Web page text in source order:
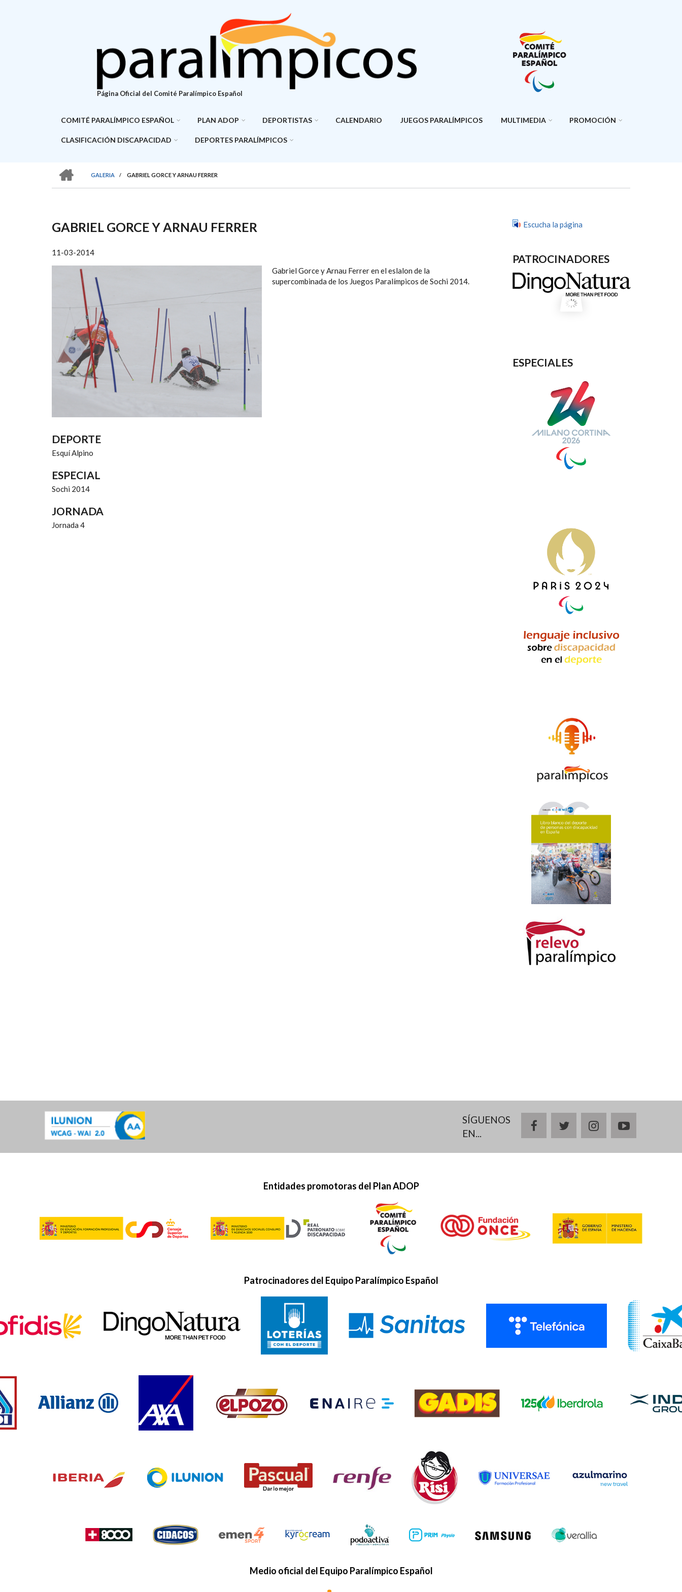
Página Oficial del Comité Paralímpico Español
COMITÉ PARALÍMPICO ESPAÑOL PLAN ADOP DEPORTISTAS CALENDARIO JUEGOS PARALÍMPICOS MULTIMEDIA PROMOCIÓN
CLASIFICACIÓN DISCAPACIDAD DEPORTES PARALÍMPICOS
SOBRESCRIBIR
DE
AYUDA
A
LA
NAVEGACIÓN
GALERIA
/ GABRIEL GORCE Y ARNAU FERRER
GABRIEL GORCE Y ARNAU FERRER
11-03-2014
Gabriel Gorce y Arnau Ferrer en el eslalon de la
supercombinada de los Juegos Paralímpicos de Sochi 2014.
DEPORTE
Esquí Alpino
ESPECIAL
Sochi 2014
JORNADA
Jornada 4
Escucha la página
PATROCINADORES
ESPECIALES
SÍGUENOS
EN...
facebooktwitterinstagramyoutube
Entidades promotoras del Plan ADOP
Patrocinadores del Equipo Paralímpico Español
Medio oficial del Equipo Paralímpico Español